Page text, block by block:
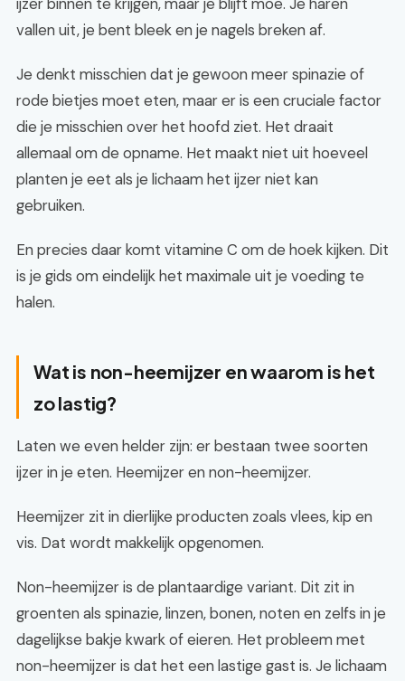
vallen uit, je bent bleek en je nagels breken af.
Je denkt misschien dat je gewoon meer spinazie of
rode bietjes moet eten, maar er is een cruciale factor
die je misschien over het hoofd ziet. Het draait
allemaal om de opname. Het maakt niet uit hoeveel
planten je eet als je lichaam het ijzer niet kan
gebruiken.
En precies daar komt vitamine C om de hoek kijken. Dit
is je gids om eindelijk het maximale uit je voeding te
halen.
Wat is non-heemijzer en waarom is het
zo lastig?
Laten we even helder zijn: er bestaan twee soorten
ijzer in je eten. Heemijzer en non-heemijzer.
Heemijzer zit in dierlijke producten zoals vlees, kip en
vis. Dat wordt makkelijk opgenomen.
Non-heemijzer is de plantaardige variant. Dit zit in
groenten als spinazie, linzen, bonen, noten en zelfs in je
dagelijkse bakje kwark of eieren. Het probleem met
non-heemijzer is dat het een lastige gast is. Je lichaam